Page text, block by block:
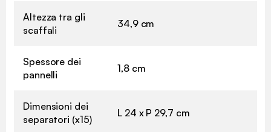
Altezza tra gli
scaffali
34,9 cm
Spessore dei
pannelli
1,8 cm
Dimensioni dei
separatori (x15)
L 24 x P 29,7 cm